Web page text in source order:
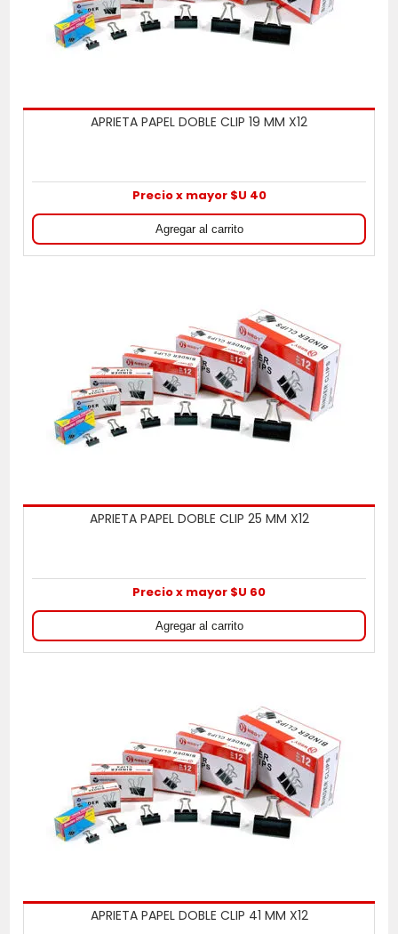
APRIETA PAPEL DOBLE CLIP 19 MM X12
Precio x mayor $U 40
APRIETA PAPEL DOBLE CLIP 25 MM X12
Precio x mayor $U 60
APRIETA PAPEL DOBLE CLIP 41 MM X12